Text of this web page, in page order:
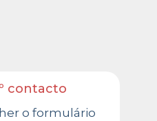
contacto
o formulário